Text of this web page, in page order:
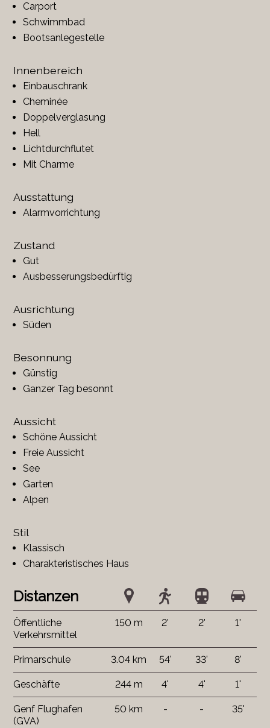
Carport
Schwimmbad
Bootsanlegestelle
Innenbereich
Einbauschrank
Cheminée
Doppelverglasung
Hell
Lichtdurchflutet
Mit Charme
Ausstattung
Alarmvorrichtung
Zustand
Gut
Ausbesserungsbedürftig
Ausrichtung
Süden
Besonnung
Günstig
Ganzer Tag besonnt
Aussicht
Schöne Aussicht
Freie Aussicht
See
Garten
Alpen
Stil
Klassisch
Charakteristisches Haus
Distanzen
Öffentliche
Verkehrsmittel
150 m 2' 2' 1'
Primarschule 3.04 km 54' 33' 8'
Geschäfte 244 m 4' 4' 1'
Genf Flughafen
(GVA)
50 km - - 35'